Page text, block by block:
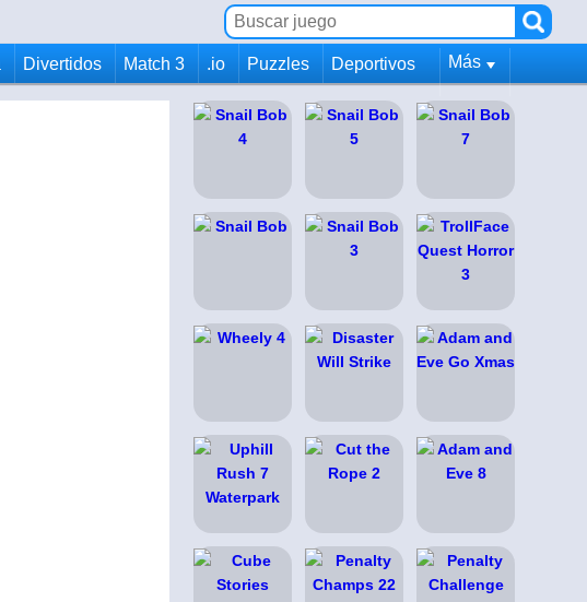
Divertidos Match 3 .io Puzzles Deportivos Más